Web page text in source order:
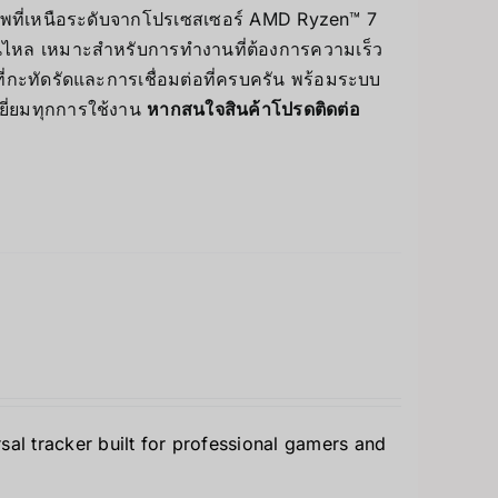
เหนือระดับจากโปรเซสเซอร์ AMD Ryzen™ 7
ล เหมาะสำหรับการทำงานที่ต้องการความเร็ว
ะทัดรัดและการเชื่อมต่อที่ครบครัน พร้อมระบบ
ยมทุกการใช้งาน หากสนใจสินค้าโปรดติดต่อ
tracker built for professional gamers and